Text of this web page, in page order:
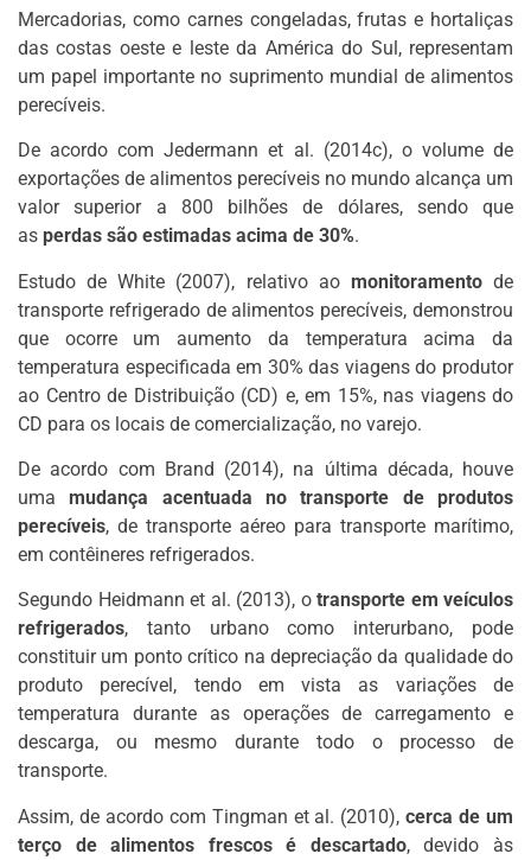
Mercadorias, como carnes congeladas, frutas e hortaliças
das costas oeste e leste da América do Sul, representam
um papel importante no suprimento mundial de alimentos
perecíveis.
De acordo com Jedermann et al. (2014c), o volume de
exportações de alimentos perecíveis no mundo alcança um
valor superior a 800 bilhões de dólares, sendo que
as perdas são estimadas acima de 30%.
Estudo de White (2007), relativo ao monitoramentode
transporte refrigerado de alimentos perecíveis, demonstrou
que ocorre um aumento da temperatura acima da
temperatura especificada em 30% das viagens do produtor
ao Centro de Distribuição (CD) e, em 15%, nas viagens do
CD para os locais de comercialização, no varejo.
De acordo com Brand (2014), na última década, houve
umamudança acentuada no transporte de produtos
perecíveis, de transporte aéreo para transporte marítimo,
em contêineres refrigerados.
Segundo Heidmann et al. (2013), o transporte em veículos
refrigerados, tanto urbano como interurbano, pode
constituir um ponto crítico na depreciação da qualidade do
produto perecível, tendo em vista as variações de
temperatura durante as operações de carregamento e
descarga, ou mesmo durante todo o processo de
transporte.
Assim, de acordo com Tingman et al. (2010),cerca de um
terço de alimentos frescos é descartado, devido às